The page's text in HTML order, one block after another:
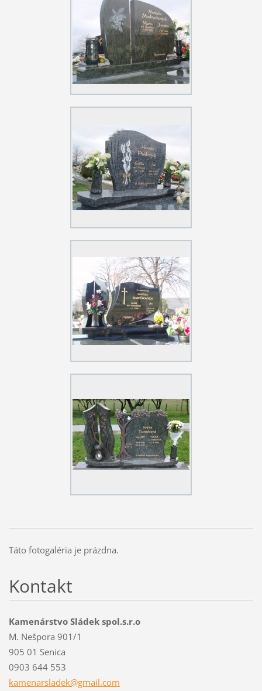
Táto fotogaléria je prázdna.
Kontakt
Kamenárstvo Sládek spol.s.r.o
M. Nešpora 901/1
905 01 Senica
0903 644 553
kamenarsladek@gmail.com